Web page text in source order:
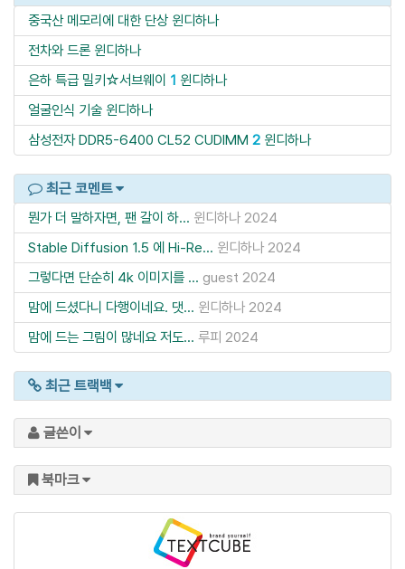
중국산 메모리에 대한 단상 윈디하나
전차와 드론 윈디하나
은하 특급 밀키☆서브웨이 1 윈디하나
얼굴인식 기술 윈디하나
삼성전자 DDR5-6400 CL52 CUDIMM 2 윈디하나
최근 코멘트
뭔가 더 말하자면, 팬 갈이 하... 윈디하나 2024
Stable Diffusion 1.5 에 Hi-Re... 윈디하나 2024
그렇다면 단순히 4k 이미지를 ... guest 2024
맘에 드셨다니 다행이네요. 댓... 윈디하나 2024
맘에 드는 그림이 많네요 저도... 루피 2024
최근 트랙백
글쓴이
북마크